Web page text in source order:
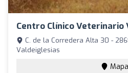
Centro Clínico Veterinario
C. de la Corredera Alta 30 -
Valdeiglesias
Mapa